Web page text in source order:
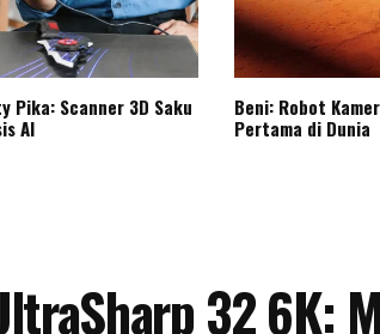
Pika: Scanner 3D Saku
AI
Beni: Robot
Pertama di Dunia
32 6K: